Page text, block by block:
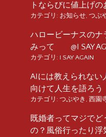
トならびに値上げの
カテゴリ: お知らせ, つぶ
ハロービーナスのナ
みって @I SAY
カテゴリ: I SAY AGAIN
AIには教えられな
向けて人生を語ろ
カテゴリ: つぶやき , 西園
既婚者ってマジで
の？風俗行ったり浮